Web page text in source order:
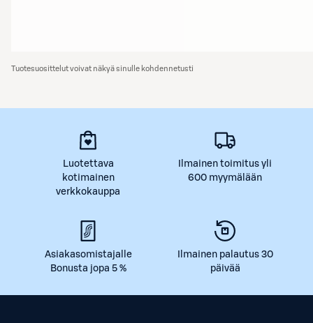
Tuotesuosittelut voivat näkyä sinulle kohdennetusti
Luotettava
kotimainen
verkkokauppa
Ilmainen toimitus yli
600 myymälään
Asiakasomistajalle
Bonusta jopa 5 %
Ilmainen palautus 30
päivää